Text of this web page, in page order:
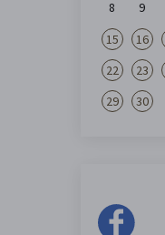
8 9
15
16
22
23
29
30